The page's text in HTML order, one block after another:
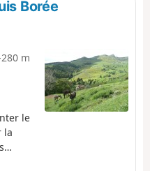
Borée
m
le
la